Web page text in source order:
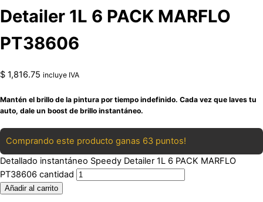
Detailer 1L 6 PACK MARFLO
PT38606
$ 1,816.75 incluye IVA
Mantén el brillo de la pintura por tiempo indefinido. Cada vez que laves tu
auto, dale un boost de brillo instantáneo.
Comprando este producto ganas 63 puntos!
Detallado instantáneo Speedy Detailer 1L 6 PACK MARFLO
PT38606 cantidad
Añadir al carrito